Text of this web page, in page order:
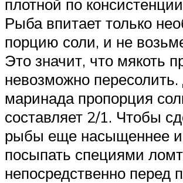
плотной по
Рыба впитает только
порцию соли, и не
Это значит, что мякоть
невозможно
маринада пропорция
составляет 2/1. Чтобы
рыбы еще насыщеннее и
посыпать специями
непосредственно перед